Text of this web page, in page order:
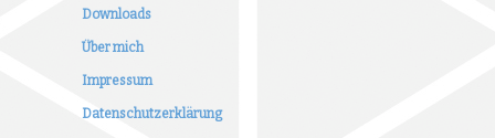
Downloads
Über mich
Impressum
Datenschutzerklärung